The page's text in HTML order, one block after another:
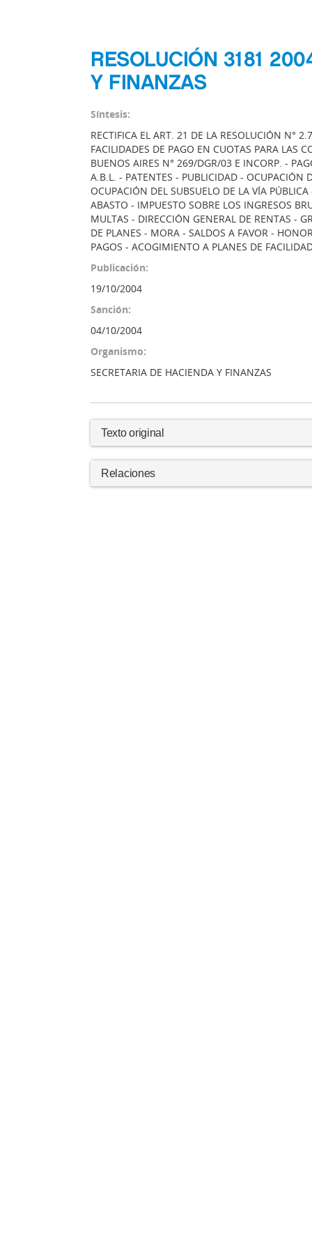
RESOLUCIÓN 3181
Y FINANZAS
Síntesis:
RECTIFICA EL ART. 21 DE LA RESOLUCIÓN N°
FACILIDADES DE PAGO EN CUOTAS PARA LAS
BUENOS AIRES N° 269/DGR/03 E INCORP. -
A.B.L. - PATENTES - PUBLICIDAD - OCUPACIÓN
OCUPACIÓN DEL SUBSUELO DE LA VÍA
ABASTO - IMPUESTO SOBRE LOS INGRESOS
MULTAS - DIRECCIÓN GENERAL DE RENTAS -
DE PLANES - MORA - SALDOS A FAVOR -
PAGOS - ACOGIMIENTO A PLANES DE
Publicación:
19/10/2004
Sanción:
04/10/2004
Organismo:
SECRETARIA DE HACIENDA Y FINANZAS
Texto original
Relaciones